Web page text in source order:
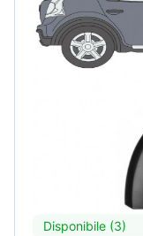
Disponibile (3)